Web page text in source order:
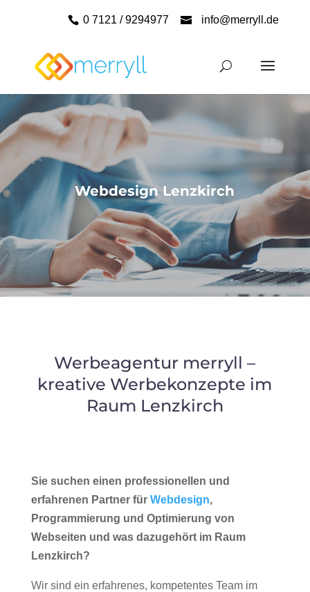
0 7121 / 9294977 info@merryll.de
Webdesign Lenzkirch
Werbeagentur merryll –
kreative Werbekonzepte im
Raum Lenzkirch
Sie suchen einen professionellen und
erfahrenen Partner für Webdesign,
Programmierung und Optimierung von
Webseiten und was dazugehört im Raum
Lenzkirch?
Wir sind ein erfahrenes, kompetentes Team im